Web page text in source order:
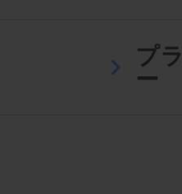
プ
ー